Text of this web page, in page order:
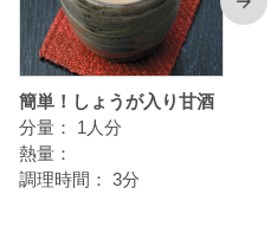
簡単！しょうが入り甘酒
分量：
1人分
熱量：
調理時間： 3分
次